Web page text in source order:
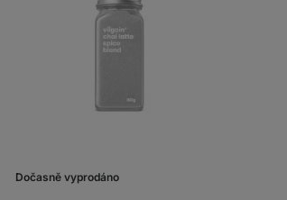
Dočasně vyprodáno